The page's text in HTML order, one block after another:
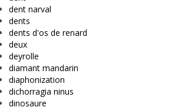
dent narval
dents
dents d'os de renard
deux
deyrolle
diamant mandarin
diaphonization
dichorragia ninus
dinosaure